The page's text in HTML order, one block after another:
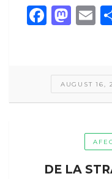
AUGUST 16,
DE LA